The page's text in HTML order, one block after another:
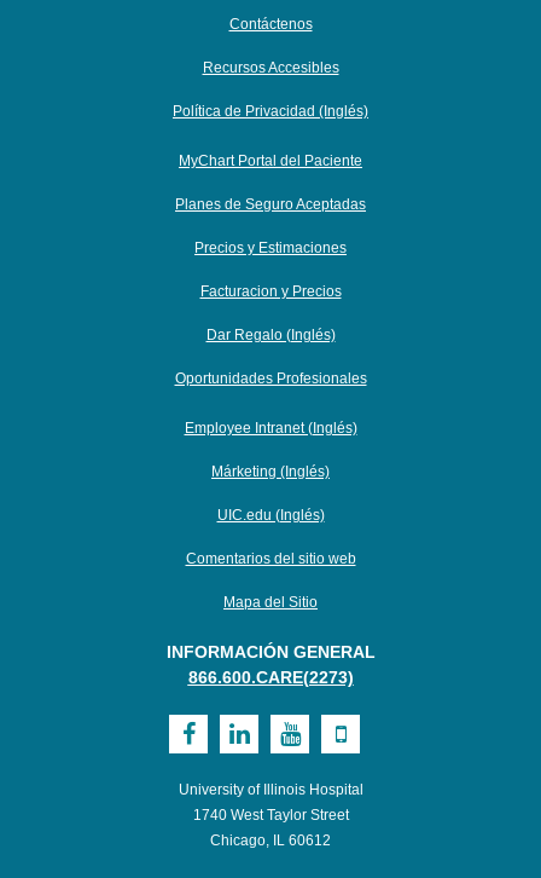
Contáctenos
Recursos Accesibles
Política de Privacidad (Inglés)
MyChart Portal del Paciente
Planes de Seguro Aceptadas
Precios y Estimaciones
Facturacion y Precios
Dar Regalo (Inglés)
Oportunidades Profesionales
Employee Intranet (Inglés)
Márketing (Inglés)
UIC.edu (Inglés)
Comentarios del sitio web
Mapa del Sitio
INFORMACIÓN GENERAL
866.600.CARE(2273)
Visit
Health
on
Visit
Health
on
Visit
Health
on
Visit
Health
University of Illinois Hospital
1740 West Taylor Street
Chicago, IL 60612